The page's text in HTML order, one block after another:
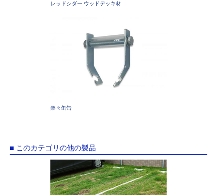
レッドシダー ウッドデッキ材
楽々缶缶
■ このカテゴリの他の製品